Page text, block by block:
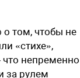
том, чтобы не
«стихе»,
что непременно
за рулем